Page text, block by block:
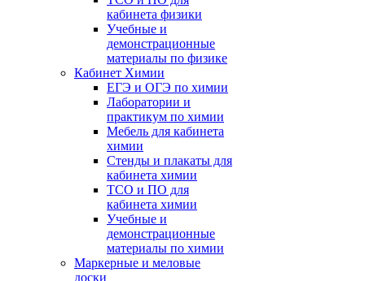
кабинета физики
Учебные и
демонстрационные
материалы по физике
Кабинет Химии
ЕГЭ и ОГЭ по химии
Лаборатории и
практикум по химии
Мебель для кабинета
химии
Стенды и плакаты для
кабинета химии
ТСО и ПО для
кабинета химии
Учебные и
демонстрационные
материалы по химии
Маркерные и меловые
доски